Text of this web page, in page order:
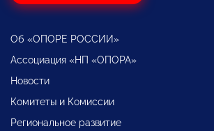
Об «ОПОРЕ РОССИИ»
Ассоциация «НП «ОПОРА»
Новости
Комитеты и Комиссии
Региональное развитие